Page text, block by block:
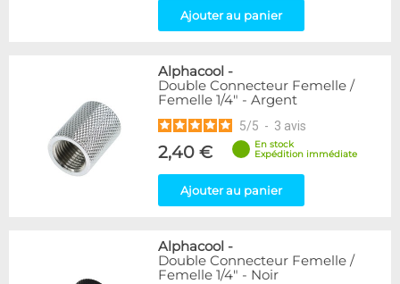
Ajouter au panier
Alphacool -
Double Connecteur Femelle /
Femelle 1/4" - Argent
5/5 - 3 avis
2,40 €
En stock
Expédition immédiate
Ajouter au panier
Alphacool -
Double Connecteur Femelle /
Femelle 1/4" - Noir